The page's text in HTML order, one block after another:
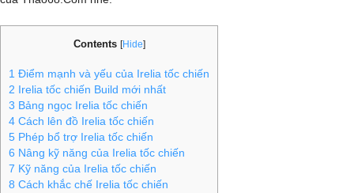
Contents [Hide]
1 Điểm mạnh và yếu của Irelia tốc chiến
2 Irelia tốc chiến Build mới nhất
3 Bảng ngọc Irelia tốc chiến
4 Cách lên đồ Irelia tốc chiến
5 Phép bổ trợ Irelia tốc chiến
6 Nâng kỹ năng của Irelia tốc chiến
7 Kỹ năng của Irelia tốc chiến
8 Cách khắc chế Irelia tốc chiến